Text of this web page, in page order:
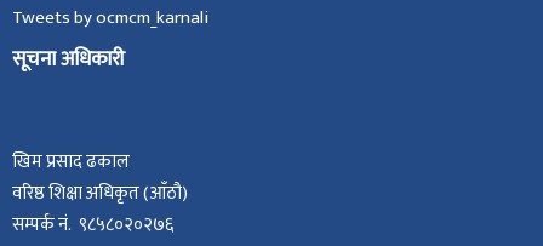
Tweets by ocmcm_karnali
सूचना अधिकारी
खिम प्रसाद ढकाल
वरिष्ठ शिक्षा अधिकृत (आँठौ)
सम्पर्क नं. ९८५८०२०२७६